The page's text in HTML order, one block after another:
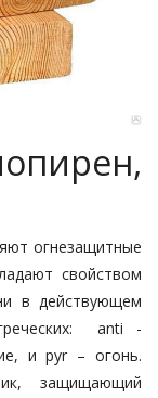
огнезащитные
свойством
в действующем
anti -
и руr – огонь.
защищающий